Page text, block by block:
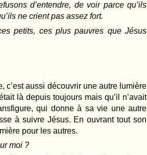
d’entendre, de voir parce qu’ils
ne crient pas assez fort.
petits, ces plus pauvres que Jésus
c’est aussi découvrir une autre lumière
là depuis toujours mais qu’il n’avait
qui donne à sa vie une autre
à suivre Jésus. En ouvrant tout son
pour les autres.
moi ?